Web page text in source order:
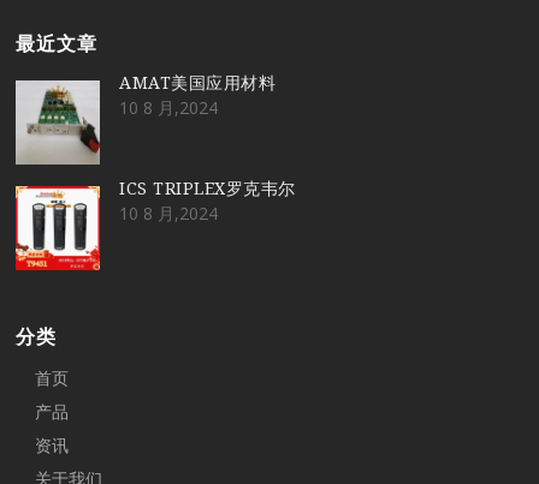
最近文章
AMAT美国应用材料
10 8 月,2024
ICS TRIPLEX罗克韦尔
10 8 月,2024
分类
首页
产品
资讯
关于我们